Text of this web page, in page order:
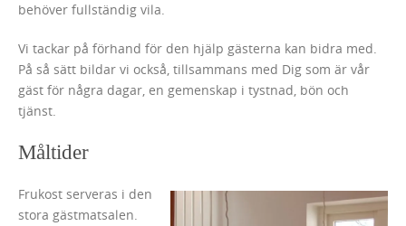
behöver fullständig vila.
Vi tackar på förhand för den hjälp gästerna kan bidra med.
På så sätt bildar vi också, tillsammans med Dig som är vår
gäst för några dagar, en gemenskap i tystnad, bön och
tjänst.
Måltider
Frukost serveras i den
stora gästmatsalen.